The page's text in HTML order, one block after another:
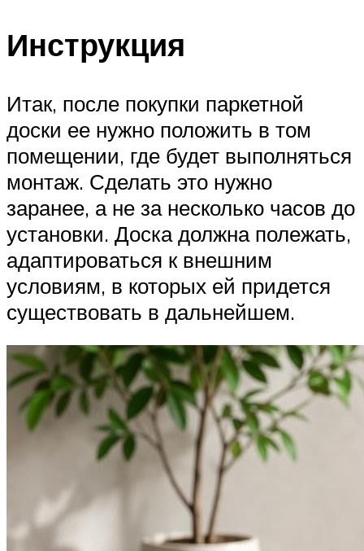
Инструкция
Итак, после покупки паркетной
доски ее нужно положить в том
помещении, где будет выполняться
монтаж. Сделать это нужно
заранее, а не за несколько часов до
установки. Доска должна полежать,
адаптироваться к внешним
условиям, в которых ей придется
существовать в дальнейшем.